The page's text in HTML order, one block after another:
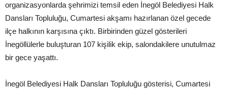
organizasyonlarda şehrimizi temsil eden İnegöl Belediyesi Halk
Dansları Topluluğu, Cumartesi akşamı hazırlanan özel gecede
ilçe halkının karşısına çıktı. Birbirinden güzel gösterileri
İnegöllülerle buluşturan 107 kişilik ekip, salondakilere unutulmaz
bir gece yaşattı.
İnegöl Belediyesi Halk Dansları Topluluğu gösterisi, Cumartesi